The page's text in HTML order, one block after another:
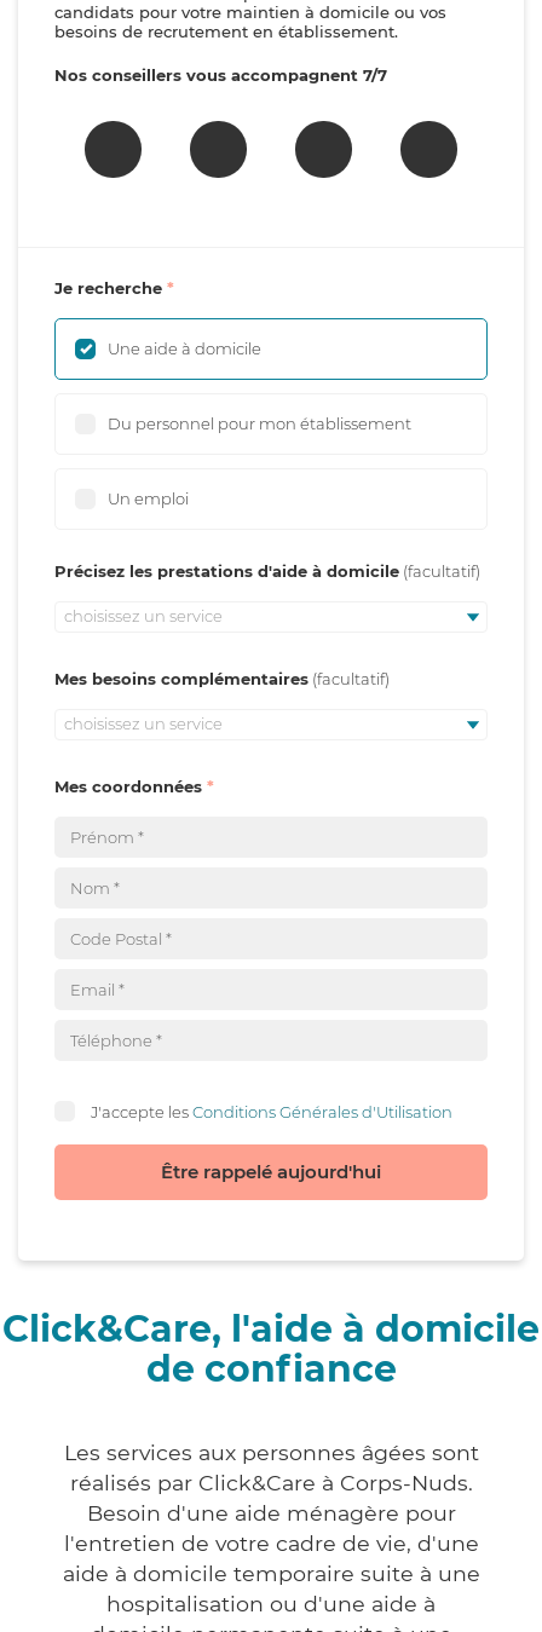
candidats pour votre maintien à domicile ou vos
besoins de recrutement en établissement.
Nos conseillers vous accompagnent 7/7
Je recherche
Une aide à domicile
Du personnel pour mon établissement
Un emploi
Précisez les prestations d'aide à domicile
choisissez un service
Mes besoins complémentaires
choisissez un service
Mes coordonnées
J'accepte lesConditions Générales d'Utilisation
Être rappelé aujourd'hui
Click&Care, l'aide à domicile
de confiance
Les services aux personnes âgées sont
réalisés par Click&Care à Corps-Nuds.
Besoin d'une aide ménagère pour
l'entretien de votre cadre de vie, d'une
aide à domicile temporaire suite à une
hospitalisation ou d'une aide à